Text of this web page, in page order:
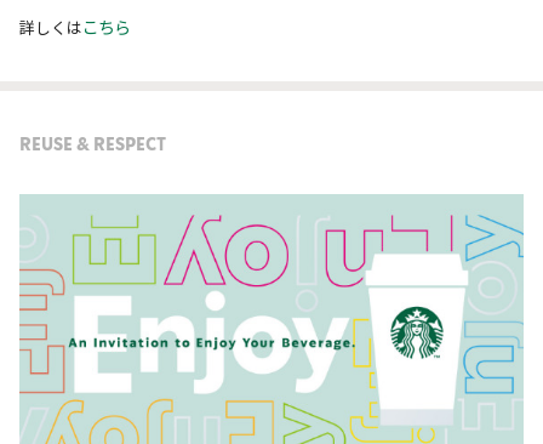
詳しくはこちら
REUSE & RESPECT